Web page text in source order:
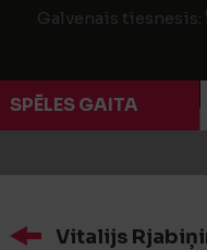
Galvenais tiesnesis:
SPĒLES GAITA
Vitalijs